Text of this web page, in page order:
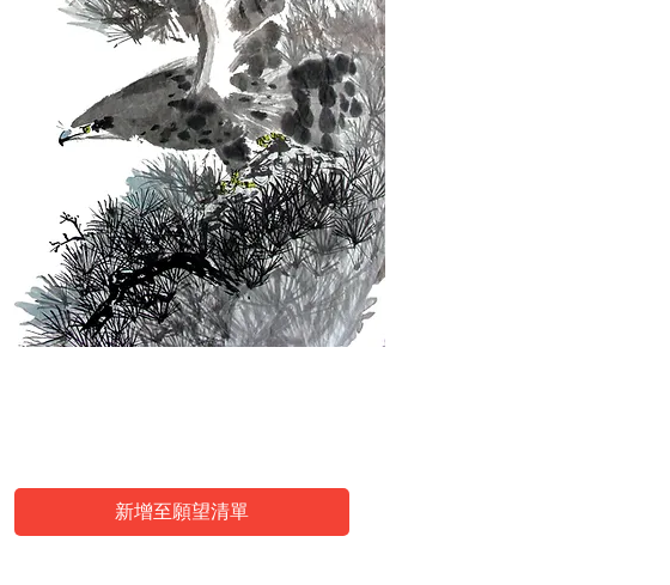
新增至願望清單